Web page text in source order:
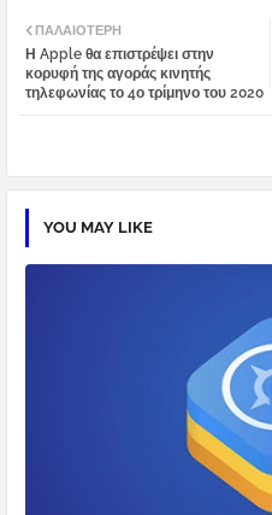
ΠΑΛΑΙΌΤΕΡΗ
Η Apple θα επιστρέψει στην
κορυφή της αγοράς κινητής
τηλεφωνίας το 4ο τρίμηνο του 2020
YOU MAY LIKE